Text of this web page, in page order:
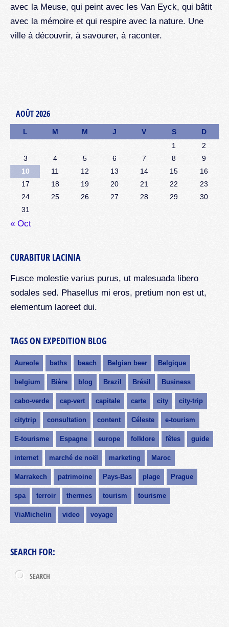
avec la Meuse, qui peint avec les Van Eyck, qui bâtit
avec la mémoire et qui respire avec la nature. Une
ville à découvrir, à savourer, à raconter.
AOÛT 2026
L M M J V S
D
1
2
3
4 5 6 7 8
9
10
11 12 13 14 15
16
17
18 19 20 21 22
23
24
25 26 27 28 29
30
31
« Oct
CURABITUR LACINIA
Fusce molestie varius purus, ut malesuada libero
sodales sed. Phasellus mi eros, pretium non est ut,
elementum laoreet dui.
TAGS ON EXPEDITION BLOG
Aureole baths beach Belgian beer Belgique
belgium Bière blog Brazil Brésil Business
cabo-verde cap-vert capitale carte city city-trip
citytrip consultation content Céleste e-tourism
E-tourisme Espagne europe folklore fêtes guide
internet marché de noël marketing Maroc
Marrakech patrimoine Pays-Bas plage Prague
spa terroir thermes tourism tourisme
ViaMichelin video voyage
SEARCH FOR: